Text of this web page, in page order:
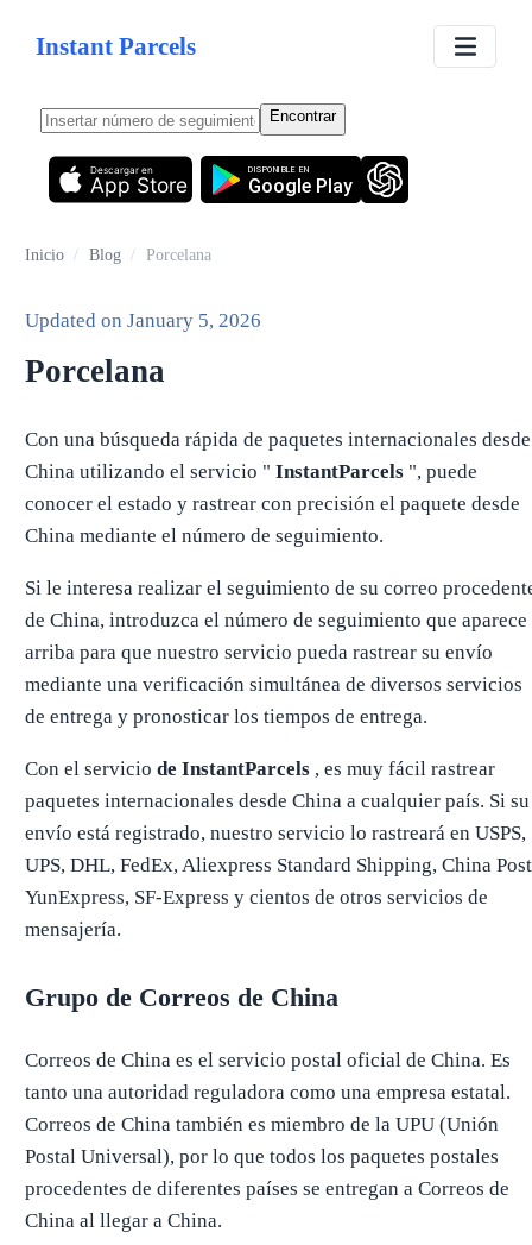
Instant Parcels
Encontrar
App Store
Descargar en
Google Play
DISPONIBLE EN
Inicio / Blog / Porcelana
Updated on January 5, 2026
Porcelana
Con una búsqueda rápida de paquetes internacionales desde
China utilizando el servicio " InstantParcels", puede
conocer el estado y rastrear con precisión el paquete desde
China mediante el número de seguimiento.
Si le interesa realizar el seguimiento de su correo
de China, introduzca el número de seguimiento que aparece
arriba para que nuestro servicio pueda rastrear su envío
mediante una verificación simultánea de diversos servicios
de entrega y pronosticar los tiempos de entrega.
Con el servicio de InstantParcels, es muy fácil rastrear
paquetes internacionales desde China a cualquier país. Si su
envío está registrado, nuestro servicio lo rastreará en USPS,
UPS, DHL, FedEx, Aliexpress Standard Shipping, China
YunExpress, SF-Express y cientos de otros servicios de
mensajería.
Grupo de Correos de China
Correos de China es el servicio postal oficial de China. Es
tanto una autoridad reguladora como una empresa estatal.
Correos de China también es miembro de la UPU (Unión
Postal Universal), por lo que todos los paquetes postales
procedentes de diferentes países se entregan a Correos de
China al llegar a China.